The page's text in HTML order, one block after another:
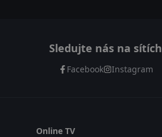
Sledujte nás na sítích
Facebook Instagram
Online TV